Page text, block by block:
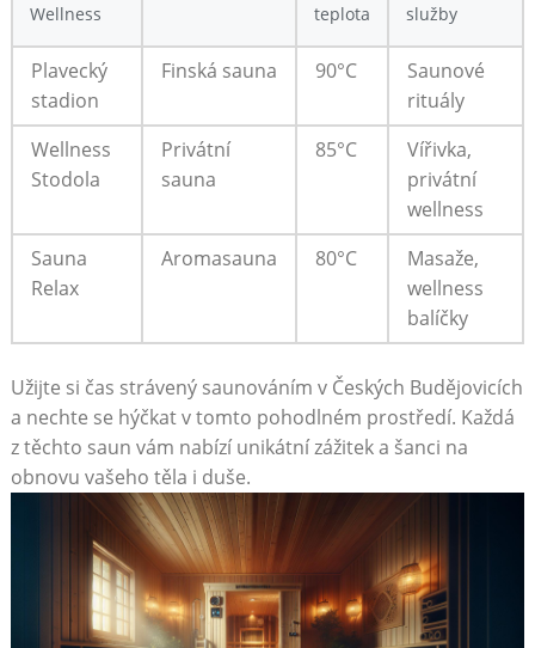
Wellness
teplota
služby
Plavecký
stadion
Finská sauna 90°C
Saunové⁤
rituály
Wellness
Stodola
Privátní
sauna
85°C
Vířivka,
privátní
wellness
Sauna
Relax
Aromasauna 80°C
Masaže,​
wellness
balíčky
Užijte si čas strávený saunováním v Českých ‌Budějovicích
a nechte ‍se​ hýčkat v tomto ‍pohodlném prostředí. Každá
z těchto saun⁣ vám nabízí ‌unikátní zážitek a šanci na
obnovu vašeho těla i duše.